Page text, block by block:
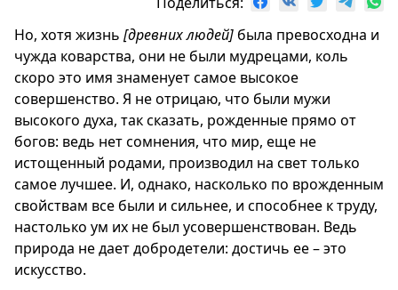
Но, хотя жизнь [древних людей] была превосходна и
чужда коварства, они не были мудрецами, коль
скоро это имя знаменует самое высокое
совершенство. Я не отрицаю, что были мужи
высокого духа, так сказать, рожденные прямо от
богов: ведь нет сомнения, что мир, еще не
истощенный родами, производил на свет только
самое лучшее. И, однако, насколько по врожденным
свойствам все были и сильнее, и способнее к труду,
настолько ум их не был усовершенствован. Ведь
природа не дает добродетели: достичь ее – это
искусство.